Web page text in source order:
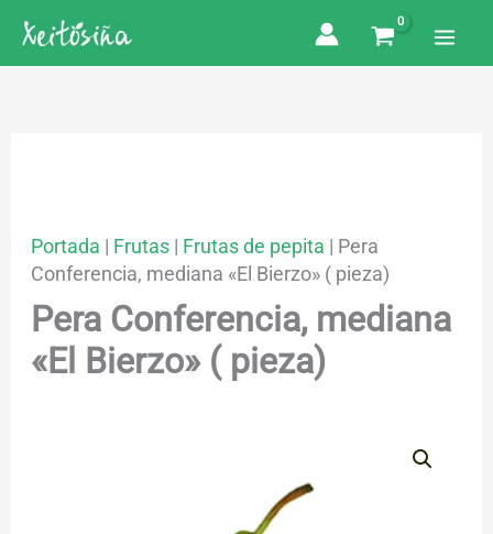
Portada | Frutas| Frutas de pepita | Pera
Conferencia, mediana «El Bierzo» ( pieza)
Pera Conferencia, mediana
«El Bierzo» ( pieza)